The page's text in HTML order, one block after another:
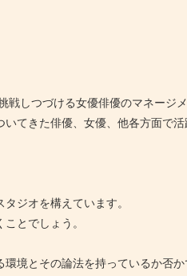
しつづける女優俳優のマネージメ
てきた俳優、女優、他各方面で
ジオを構えています。
とでしょう。
境とその論法を持っているか否か